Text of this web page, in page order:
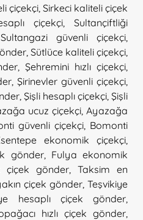
çiçekçi Sirkeci kaliteli çiçek
çiçekçi, Sultançiftliği
Sultangazi güvenli çiçekçi
Sütlüce kaliteli çiçekçi
Şehremini hızlı çiçekçi
Şirinevler güvenli çiçekçi
Şişli hesaplı çiçekçi Şişli
ucuz çiçekçi Ayazağa
güvenli çiçekçi, Bomonti
ekonomik çiçekçi
gönder, Fulya ekonomik
çiçek gönder
Taksim en
çiçek gönder ,Teşvikiye
hesaplı çiçek gönder
hızlı çiçek gönder